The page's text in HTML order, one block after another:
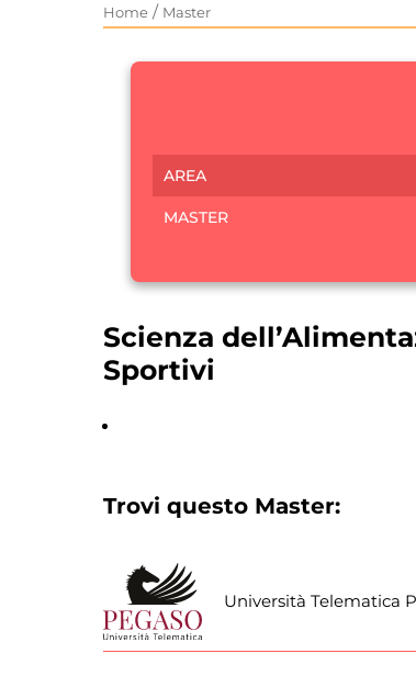
Home / Master
AREA
MASTER
Scienza
Sportivi
Trovi questo Master:
Università Telematica